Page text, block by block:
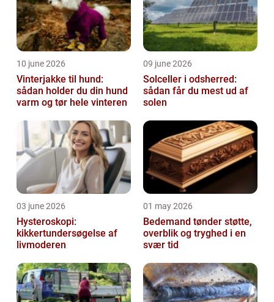
10 june 2026
Vinterjakke til hund:
sådan holder du din hund
varm og tør hele vinteren
09 june 2026
Solceller i odsherred:
sådan får du mest ud af
solen
03 june 2026
Hysteroskopi:
kikkertundersøgelse af
livmoderen
01 may 2026
Bedemand tønder støtte,
overblik og tryghed i en
svær tid